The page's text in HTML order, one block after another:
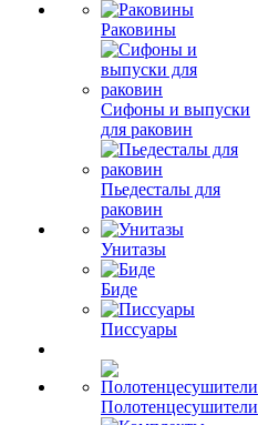
Раковины
Сифоны и выпуски
для раковин
Пьедесталы для
раковин
Унитазы
Биде
Писсуары
Полотенцесушители